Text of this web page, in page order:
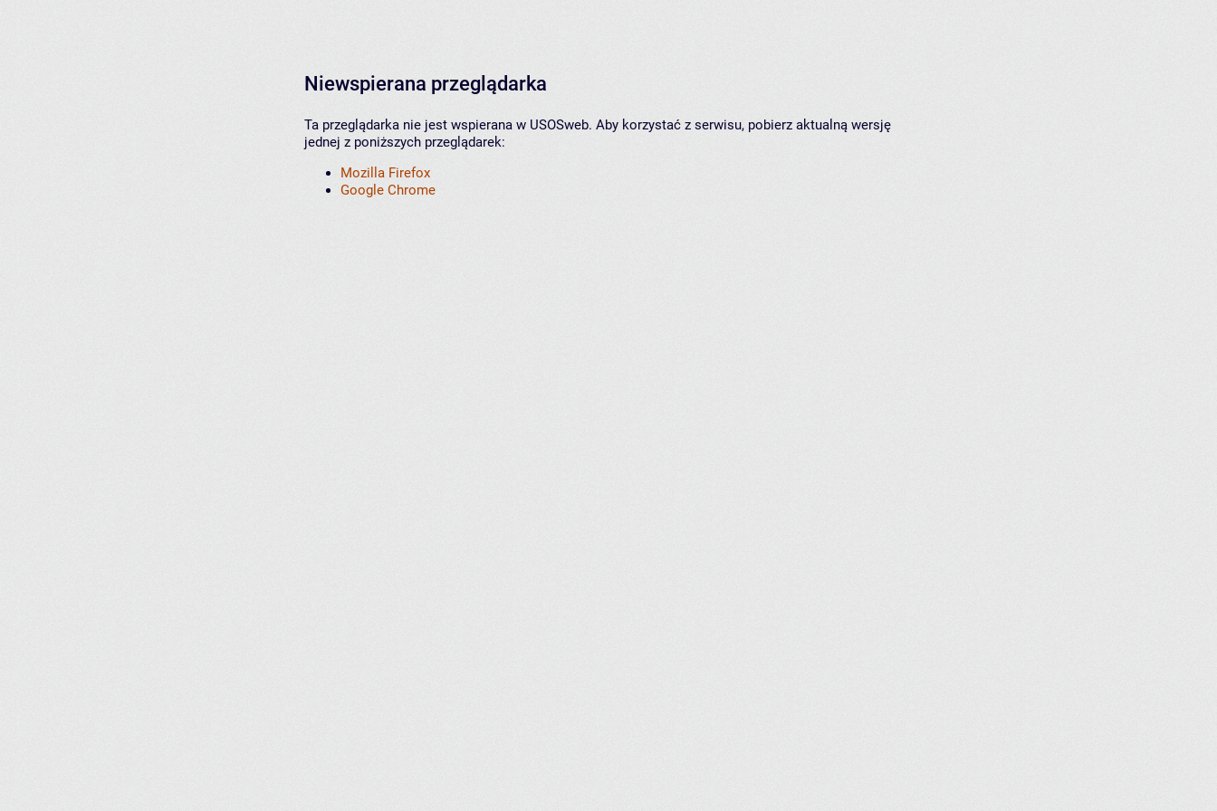
Niewspierana przeglądarka
Ta przeglądarka nie jest wspierana w USOSweb. Aby korzystać z serwisu, pobierz aktualną wersję
jednej z poniższych przeglądarek:
Mozilla Firefox
Google Chrome